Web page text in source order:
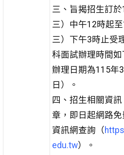
三、旨揭招生訂
三）中午12時起
三）下午3時止受
科面試辦理時間
辦理日期為115年
日）。
四、招生相關資
章，即日起網路
資訊網查詢（
edu.tw）。